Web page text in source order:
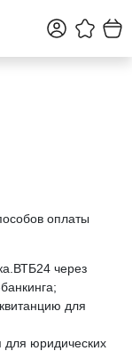
оплаты
через
для
для юридических